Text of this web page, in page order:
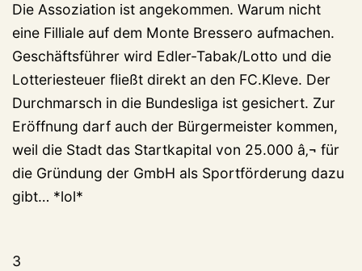
Die Assoziation ist angekommen. Warum nicht
eine Filliale auf dem Monte Bressero aufmachen.
Geschäftsführer wird Edler-Tabak/Lotto und die
Lotteriesteuer fließt direkt an den FC.Kleve. Der
Durchmarsch in die Bundesliga ist gesichert. Zur
Eröffnung darf auch der Bürgermeister kommen,
weil die Stadt das Startkapital von 25.000 â‚¬ für
die Gründung der GmbH als Sportförderung dazu
gibt… *lol*
3